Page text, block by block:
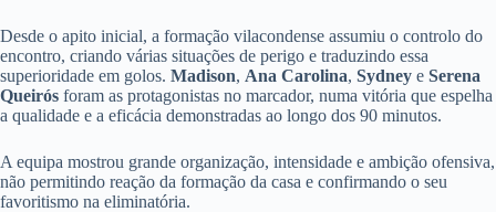
Desde o apito inicial, a formação vilacondense assumiu o controlo do
encontro, criando várias situações de perigo e traduzindo essa
superioridade em golos. Madison, Ana Carolina, Sydney e Serena
Queirós foram as protagonistas no marcador, numa vitória que espelha
a qualidade e a eficácia demonstradas ao longo dos 90 minutos.
A equipa mostrou grande organização, intensidade e ambição ofensiva,
não permitindo reação da formação da casa e confirmando o seu
favoritismo na eliminatória.